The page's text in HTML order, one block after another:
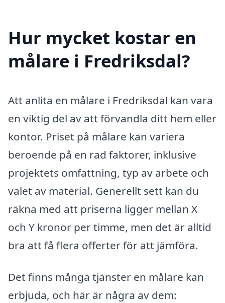
Hur mycket kostar en
målare i Fredriksdal?
Att anlita en målare i Fredriksdal kan vara
en viktig del av att förvandla ditt hem eller
kontor. Priset på målare kan variera
beroende på en rad faktorer, inklusive
projektets omfattning, typ av arbete och
valet av material. Generellt sett kan du
räkna med att priserna ligger mellan X
och Y kronor per timme, men det är alltid
bra att få flera offerter för att jämföra.
Det finns många tjänster en målare kan
erbjuda, och här är några av dem: